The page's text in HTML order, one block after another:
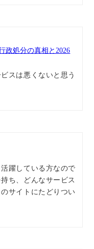
政処分の真相と2026
スは悪くないと思う
躍している方なので
ち、どんなサービス
サイトにたどりつい